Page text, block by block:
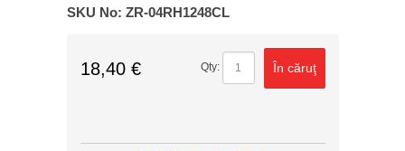
SKU No: ZR-04RH1248CL
18,40 € Qty: În căruţ